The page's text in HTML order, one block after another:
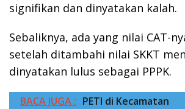
signifikan dan dinyatakan kalah.
Sebaliknya, ada yang nilai CAT-
setelah ditambahi nilai SKKT
dinyatakan lulus sebagai PPPK.
BACA JUGA : PETI di Kecamatan